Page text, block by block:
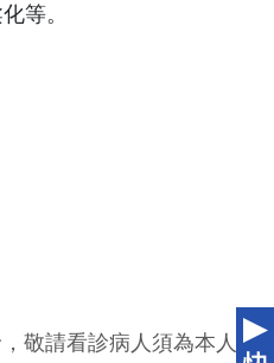
等。
敬請看診病人須為本人